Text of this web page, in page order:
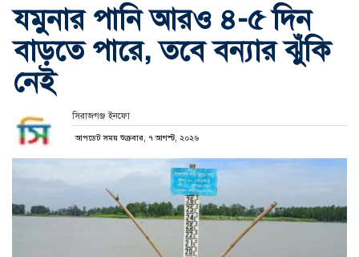
যমুনার পানি আরও ৪-৫ দিন
বাড়তে পারে, তবে বন্যার ঝুঁকি
নেই
সিরাজগঞ্জ ইনফো
আপডেট সময় শুক্রবার, ৭ আগস্ট, ২০২৬